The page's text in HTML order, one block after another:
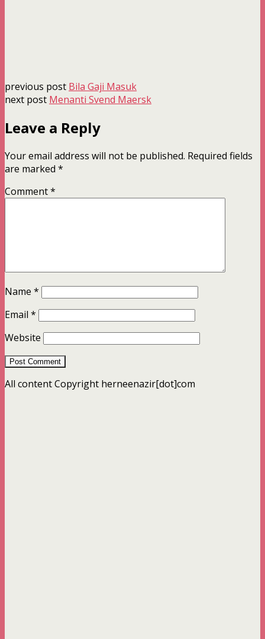
previous post Bila Gaji Masuk
next post Menanti Svend Maersk
Leave a Reply
Your email address will not be published. Required fields
are marked *
Comment*
Name *
Email *
Website
All content Copyright herneenazir[dot]com